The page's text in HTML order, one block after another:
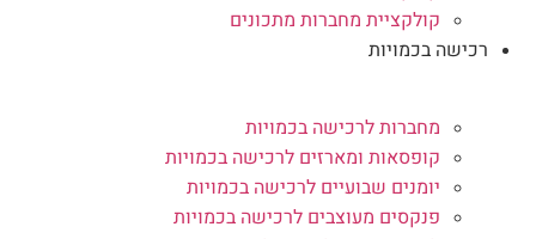
קולקציית מחברות מתכונים
רכישה בכמויות
מחברות לרכישה בכמויות
קופסאות ומארזים לרכישה בכמויות
יומנים שבועיים לרכישה בכמויות
פנקסים מעוצבים לרכישה בכמויות